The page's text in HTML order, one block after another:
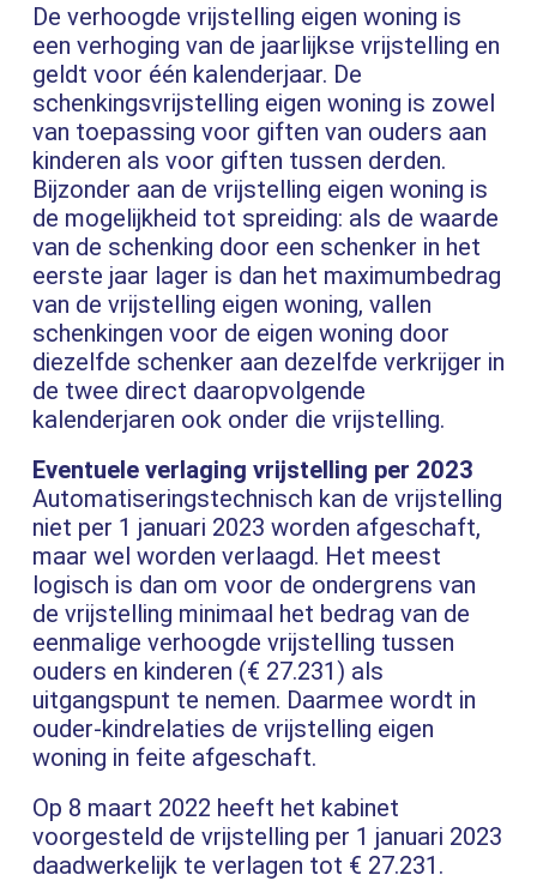
De verhoogde vrijstelling eigen woning is
een verhoging van de jaarlijkse vrijstelling en
geldt voor één kalenderjaar. De
schenkingsvrijstelling eigen woning is zowel
van toepassing voor giften van ouders aan
kinderen als voor giften tussen derden.
Bijzonder aan de vrijstelling eigen woning is
de mogelijkheid tot spreiding: als de waarde
van de schenking door een schenker in het
eerste jaar lager is dan het maximumbedrag
van de vrijstelling eigen woning, vallen
schenkingen voor de eigen woning door
diezelfde schenker aan dezelfde verkrijger in
de twee direct daaropvolgende
kalenderjaren ook onder die vrijstelling.
Eventuele verlaging vrijstelling per 2023
Automatiseringstechnisch kan de vrijstelling
niet per 1 januari 2023 worden afgeschaft,
maar wel worden verlaagd. Het meest
logisch is dan om voor de ondergrens van
de vrijstelling minimaal het bedrag van de
eenmalige verhoogde vrijstelling tussen
ouders en kinderen (€ 27.231) als
uitgangspunt te nemen. Daarmee wordt in
ouder-kindrelaties de vrijstelling eigen
woning in feite afgeschaft.
Op 8 maart 2022 heeft het kabinet
voorgesteld de vrijstelling per 1 januari 2023
daadwerkelijk te verlagen tot € 27.231.